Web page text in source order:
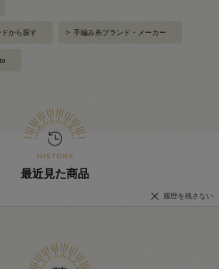
から探す > 手編み糸ブランド・メーカー
最近見た商品
履歴を残さない